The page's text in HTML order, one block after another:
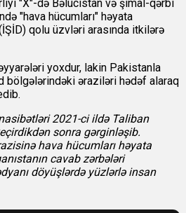
"X"-də Bəlucistan və şimal-qərbi
"hava hücumları" həyata
qolu üzvləri arasında itkilərə
yoxdur, lakin Pakistanla
bölgələrindəki əraziləri hədəf alaraq
2021-ci ildə Taliban
sonra gərginləşib.
hava hücumları həyata
cavab zərbələri
döyüşlərdə yüzlərlə insan